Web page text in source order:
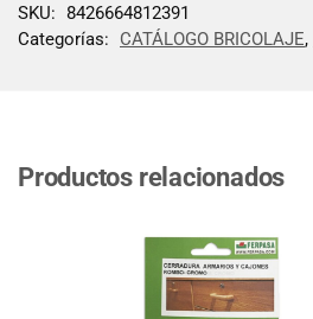
SKU: 8426664812391
Categorías:
CATÁLOGO BRICOLAJE,
Productos relacionados